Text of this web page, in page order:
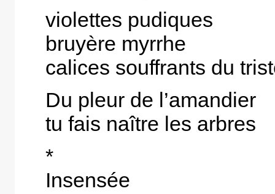
violettes pudiques
bruyère myrrhe
calices souffrants du
Du pleur de l’amandier
tu fais naître les arbres
*
Insensée